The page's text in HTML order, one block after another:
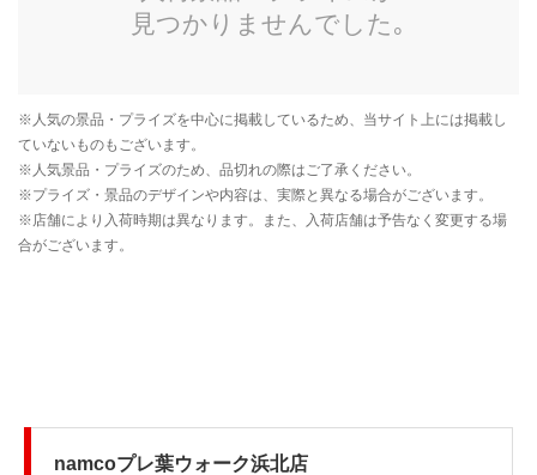
namcoプレ葉ウォーク浜北店